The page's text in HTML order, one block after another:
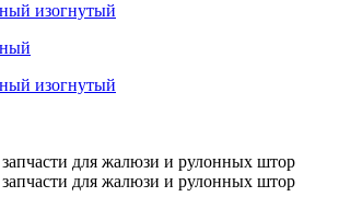
изогнутый
изогнутый
для жалюзи и рулонных штор
для жалюзи и рулонных штор